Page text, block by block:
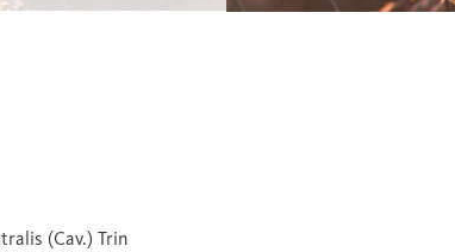
(Cav.) Trin